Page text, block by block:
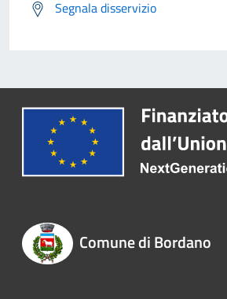
Segnala disservizio
Comune di Bordano